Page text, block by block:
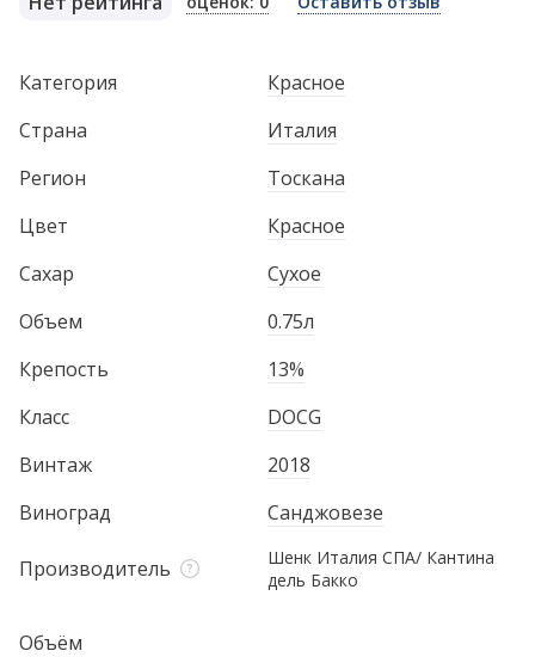
Категория
Красное
Страна
Италия
Регион
Тоскана
Цвет
Красное
Сахар
Сухое
Объем
0.75л
Крепость
13%
Класс
DOCG
Винтаж
2018
Виноград
Санджовезе
Производитель
Шенк Италия СПА/ Кантина
дель Бакко
Объём